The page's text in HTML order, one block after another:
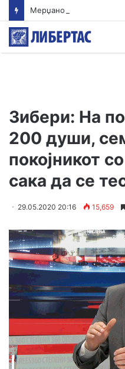
Зибери: На
200 души,
покојникот
сака да се
29.05.2020 20:16 15,659